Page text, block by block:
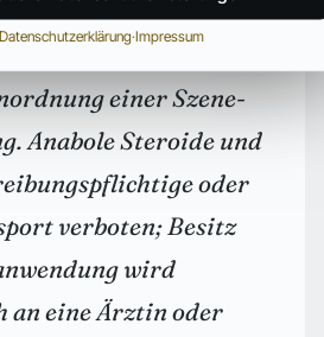
einer Szene-
Anabole Steroide und
oder
verboten; Besitz
wird
an eine Ärztin oder
Datenschutzerklärung·Impressum